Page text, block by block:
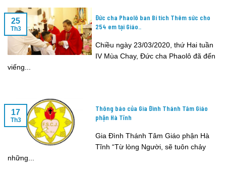
Đức cha Phaolô ban Bí tích Thêm sức cho
254 em tại Giáo..
Chiều ngày 23/03/2020, thứ Hai tuần
IV Mùa Chay, Đức cha Phaolô đã đến
viếng...
25
Th3
Thông báo của Gia Đình Thánh Tâm Giáo
phận Hà Tĩnh
Gia Đình Thánh Tâm Giáo phận Hà
Tĩnh “Từ lòng Người, sẽ tuôn chảy
những...
17
Th3